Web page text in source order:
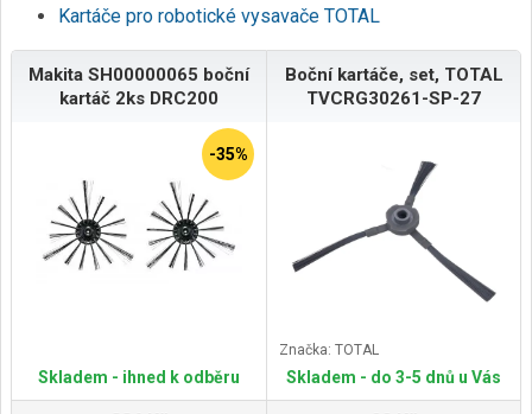
Kartáče pro robotické vysavače TOTAL
Makita SH00000065 boční
kartáč 2ks DRC200
-35%
Skladem - ihned k odběru
Boční kartáče, set, TOTAL
TVCRG30261-SP-27
Značka: TOTAL
Skladem - do 3-5 dnů u Vás